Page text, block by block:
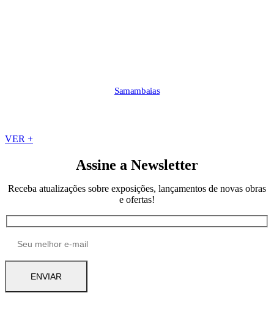
Samambaias
VER +
Assine a Newsletter
Receba atualizações sobre exposições, lançamentos de novas obras
e ofertas!